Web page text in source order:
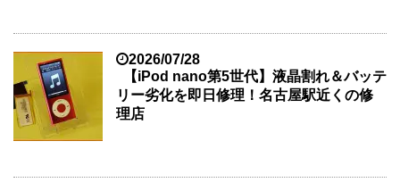
2026/07/28
【iPod nano第5世代】液晶割れ＆バッテ
リー劣化を即日修理！名古屋駅近くの修
理店